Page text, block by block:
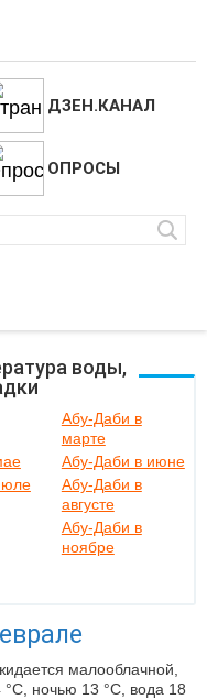
ДЗЕН.КАНАЛ
ОПРОСЫ
воды,
Абу-Даби в
марте
Абу-Даби в июне
Абу-Даби в
августе
Абу-Даби в
ноябре
малооблачной,
ночью 13 °C, вода 18